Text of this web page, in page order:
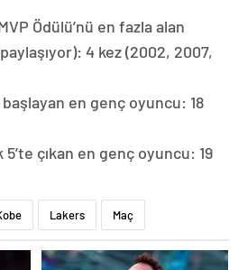
Ödülü’nü en fazla alan
4 kez (2002, 2007,
başlayan en genç oyuncu: 18
çıkan en genç oyuncu: 19
Lakers Maç